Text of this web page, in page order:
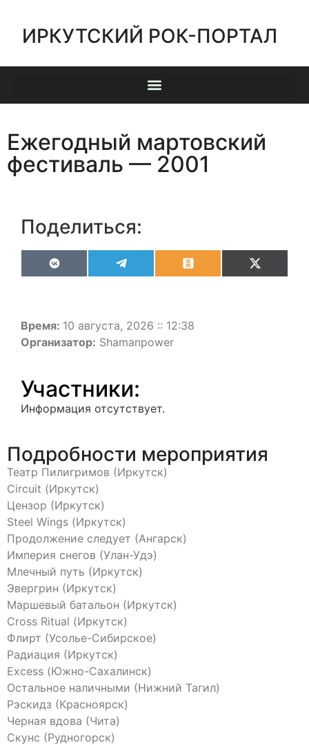
ИРКУТСКИЙ РОК-ПОРТАЛ
Ежегодный мартовский
фестиваль — 2001
Поделиться:
VK OdnoklassnikiX
(Twitter)
Время: 10 августа, 2026 :: 12:38
Организатор: Shamanpower
Участники:
Информация отсутствует.
Подробности мероприятия
Театр Пилигримов (Иркутск)
Circuit (Иркутск)
Цензор (Иркутск)
Steel Wings (Иркутск)
Продолжение следует (Ангарск)
Империя снегов (Улан-Удэ)
Млечный путь (Иркутск)
Эвергрин (Иркутск)
Маршевый батальон (Иркутск)
Cross Ritual (Иркутск)
Флирт (Усолье-Сибирское)
Радиация (Иркутск)
Excess (Южно-Сахалинск)
Остальное наличными (Нижний Тагил)
Рэскидз (Красноярск)
Черная вдова (Чита)
Скунс (Рудногорск)